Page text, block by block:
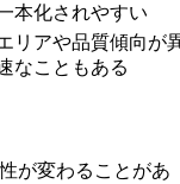
本化されやすい
リアや品質傾向が
なこともある
が変わることがあ